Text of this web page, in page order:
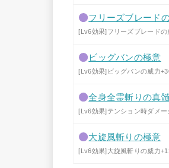
フリーズブレード
[Lv6効果]フリーズブレードの
ビッグバンの極意
[Lv6効果]ビッグバンの威力
全身全霊斬りの真髄
[Lv6効果]テンション時ダメー
大旋風斬りの極意
[Lv6効果]大旋風斬りの威力